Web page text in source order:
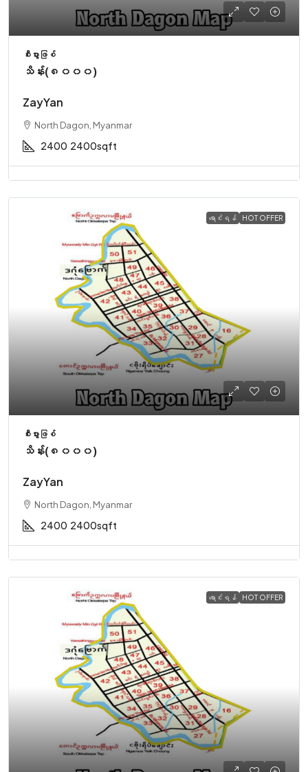
စီးပွားဖြစ်
သိန်း(၈၀၀၀)
ZayYan
North Dagon, Myanmar
2400 2400sqft
ရောင်းရန် HOT OFFER
စီးပွားဖြစ်
သိန်း(၈၀၀၀)
ZayYan
North Dagon, Myanmar
2400 2400sqft
ရောင်းရန် HOT OFFER